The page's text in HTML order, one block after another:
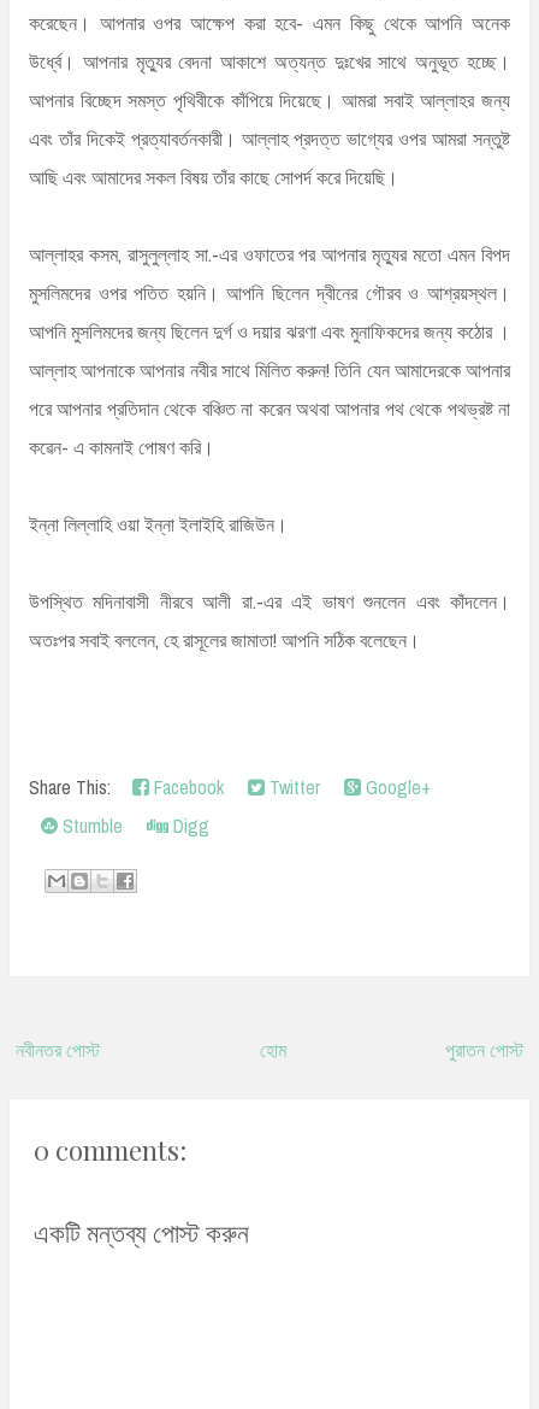
করেছেন। আপনার ওপর আক্ষেপ করা হবে- এমন কিছু থেকে আপনি অনেক
উর্ধ্বে। আপনার মৃত্যুর বেদনা আকাশে অত্যন্ত দুঃখের সাথে অনুভূত হচ্ছে।
আপনার বিচ্ছেদ সমস্ত পৃথিবীকে কাঁপিয়ে দিয়েছে। আমরা সবাই আল্লাহর জন্য
এবং তাঁর দিকেই প্রত্যাবর্তনকারী। আল্লাহ প্রদত্ত ভাগ্যের ওপর আমরা সন্তুষ্ট
আছি এবং আমাদের সকল বিষয় তাঁর কাছে সোপর্দ করে দিয়েছি।
আল্লাহর কসম, রাসুলুল্লাহ সা.-এর ওফাতের পর আপনার মৃত্যুর মতো এমন বিপদ
মুসলিমদের ওপর পতিত হয়নি। আপনি ছিলেন দ্বীনের গৌরব ও আশ্রয়স্থল।
আপনি মুসলিমদের জন্য ছিলেন দুর্গ ও দয়ার ঝরণা এবং মুনাফিকদের জন্য কঠোর ।
আল্লাহ আপনাকে আপনার নবীর সাথে মিলিত করুন! তিনি যেন আমাদেরকে আপনার
পরে আপনার প্রতিদান থেকে বঞ্চিত না করেন অথবা আপনার পথ থেকে পথভ্রষ্ট না
কৱেন- এ কামনাই পোষণ করি।
ইন্না লিল্লাহি ওয়া ইন্না ইলাইহি রাজিউন।
উপস্থিত মদিনাবাসী নীরবে আলী রা.-এর এই ভাষণ শুনলেন এবং কাঁদলেন।
অতঃপর সবাই বললেন, হে রাসূলের জামাতা! আপনি সঠিক বলেছেন।
Share This: Facebook Twitter
Google+
Stumble
Digg
নবীনতর পোস্ট পুরাতন পোস্ট
হোম
0 comments:
একটি মন্তব্য পোস্ট করুন